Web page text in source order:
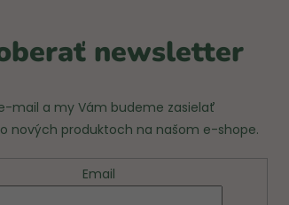
newsletter
mail a my Vám budeme zasielať
nových produktoch na našom e-shope.
Email